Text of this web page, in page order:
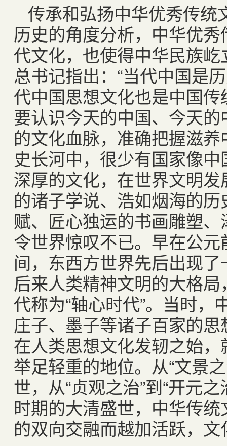
传承和弘扬中华优秀传统
历史的角度分析，中华优
代文化，也使得中华民族
总书记指出：“当代中国是
代中国思想文化也是中国
要认识今天的中国、今天
的文化血脉，准确把握滋
史长河中，很少有国家像
深厚的文化，在世界文明
的诸子学说、浩如烟海的
赋、匠心独运的书画雕塑
令世界惊叹不已。早在公
间，东西方世界先后出现
后来人类精神文明的大格
代称为“轴心时代”。当时
庄子、墨子等诸子百家的
在人类思想文化发轫之始
举足轻重的地位。从“文景
世，从“贞观之治”到“开元
时期的大清盛世，中华传
的双向交融而越加活跃，